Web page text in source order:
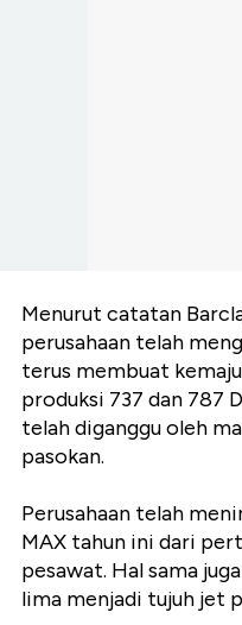
Menurut catatan
perusahaan telah
terus membuat
produksi 737 dan 787
telah diganggu oleh
pasokan.
Perusahaan telah
MAX tahun ini dari
pesawat. Hal sama
lima menjadi tujuh jet